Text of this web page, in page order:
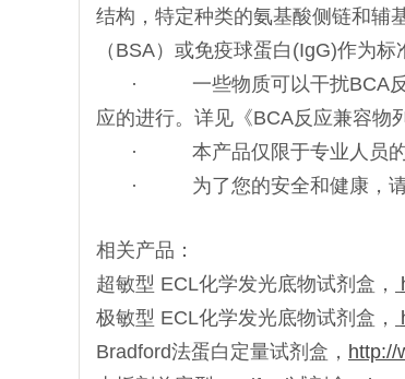
结构，特定种类的氨基酸侧链和辅
（BSA）或免疫球蛋白(IgG)作为
· 一些物质可以干扰BCA反
应的进行。详见《BCA反应兼容物
· 本产品仅限于专业人员的
· 为了您的安全和健康，请
相关产品：
超敏型 ECL化学发光底物试剂盒，
极敏型 ECL化学发光底物试剂盒，
Bradford法蛋白定量试剂盒， http://